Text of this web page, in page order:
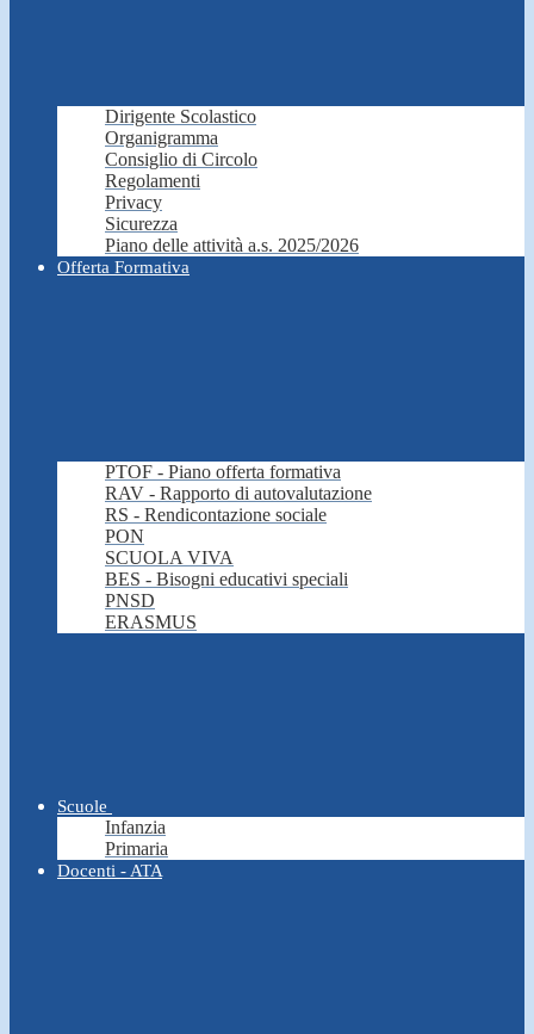
Dirigente Scolastico
Organigramma
Consiglio di Circolo
Regolamenti
Privacy
Sicurezza
Piano delle attività a.s. 2025/2026
Offerta Formativa
PTOF - Piano offerta formativa
RAV - Rapporto di autovalutazione
RS - Rendicontazione sociale
PON
SCUOLA VIVA
BES - Bisogni educativi speciali
PNSD
ERASMUS
Scuole
Infanzia
Primaria
Docenti - ATA